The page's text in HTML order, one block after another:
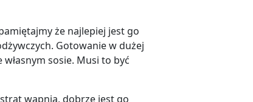
że najlepiej jest go
Gotowanie w dużej
sosie. Musi to być
wapnia, dobrze jest go